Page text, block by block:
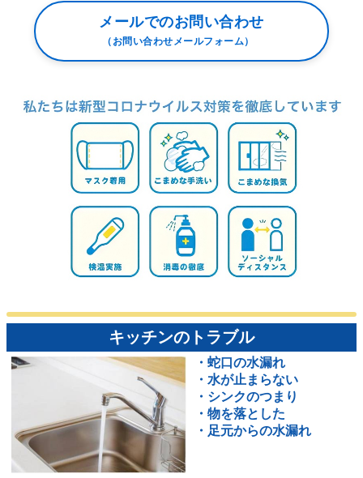
メールでのお問い合わせ
（お問い合わせメールフォーム）
キッチンのトラブル
・蛇口の水漏れ
・水が止まらない
・シンクのつまり
・物を落とした
・足元からの水漏れ